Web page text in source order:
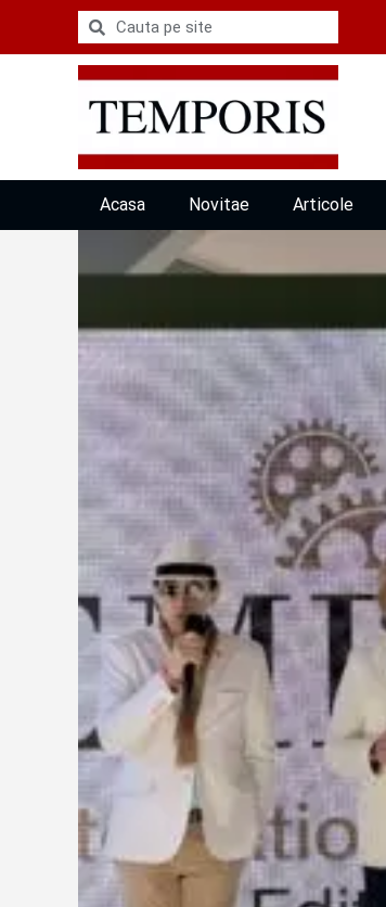
Acasa Novitae Articole